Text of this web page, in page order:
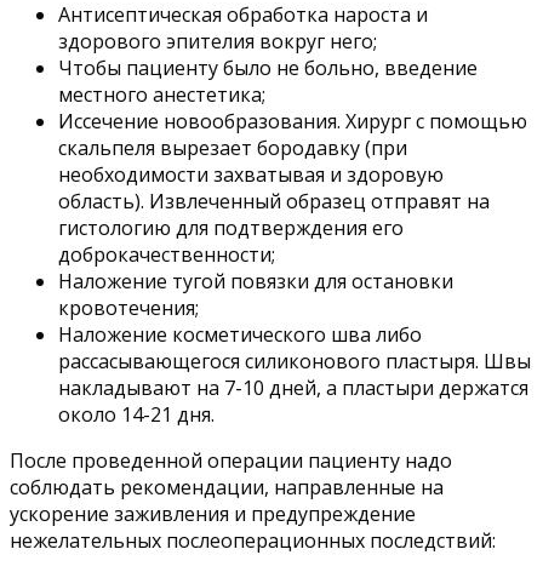
Антисептическая обработка нароста и
здорового эпителия вокруг него;
Чтобы пациенту было не больно, введение
местного анестетика;
Иссечение новообразования. Хирург с помощью
скальпеля вырезает бородавку (при
необходимости захватывая и здоровую
область). Извлеченный образец отправят на
гистологию для подтверждения его
доброкачественности;
Наложение тугой повязки для остановки
кровотечения;
Наложение косметического шва либо
рассасывающегося силиконового пластыря. Швы
накладывают на 7-10 дней, а пластыри держатся
около 14-21 дня.
После проведенной операции пациенту надо
соблюдать рекомендации, направленные на
ускорение заживления и предупреждение
нежелательных послеоперационных последствий: